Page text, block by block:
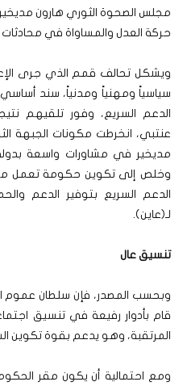
مجلس الصحوة الثوري هارون
حركة العدل والمساواة في محادثات
سياسياً ومهنياً ومدنياً، سند
الدعم السريع، وفور تلقيهم
عنتبي، انخرطت مكونات الجبهة
مديخير في مشاورات واسعة
وخلص إلى تكوين حكومة تعمل
الدعم السريع بتوفير الدعم
لـ(عاين).
تنسيق عال
وبحسب المصدر، فإن سلطان عموم
قام بأدوار رفيعة في تنسيق
المرتقبة، وهو يدعم بقوة تكوين
ومع احتمالية أن يكون مقر الحكومة